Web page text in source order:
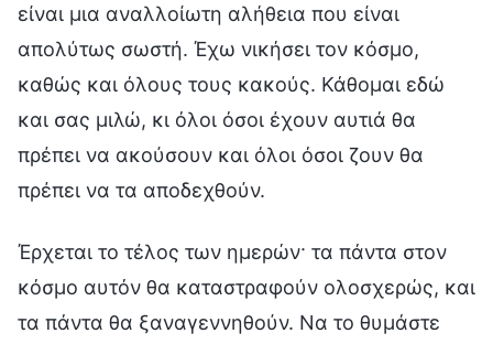
είναι μια αναλλοίωτη αλήθεια που είναι
απολύτως σωστή. Έχω νικήσει τον κόσμο,
καθώς και όλους τους κακούς. Κάθομαι εδώ
και σας μιλώ, κι όλοι όσοι έχουν αυτιά θα
πρέπει να ακούσουν και όλοι όσοι ζουν θα
πρέπει να τα αποδεχθούν.
Έρχεται το τέλος των ημερών· τα πάντα στον
κόσμο αυτόν θα καταστραφούν ολοσχερώς, και
τα πάντα θα ξαναγεννηθούν. Να το θυμάστε